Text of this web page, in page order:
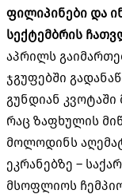
ფილიპინები და
სექტემბრის
აპრილს
ჯგუფებში
გუნდიან კვოტაში
რაც ზაფხულის
მოლოდინს
ეკრანებზე –
მსოფლიოს